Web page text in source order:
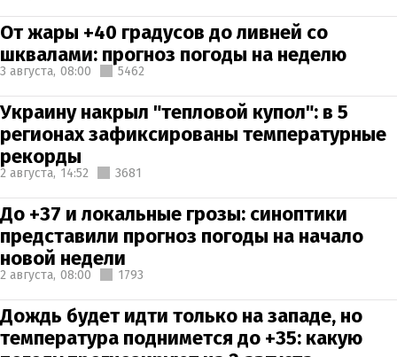
От жары +40 градусов до ливней со
шквалами: прогноз погоды на неделю
3 августа, 08:00 5462
Украину накрыл "тепловой купол": в 5
регионах зафиксированы температурные
рекорды
2 августа, 14:52 3681
До +37 и локальные грозы: синоптики
представили прогноз погоды на начало
новой недели
2 августа, 08:00 1793
Дождь будет идти только на западе, но
температура поднимется до +35: какую